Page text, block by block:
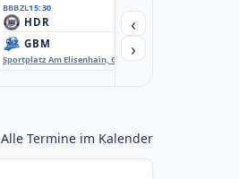
BBBZL15:30
HDR
GBM
Sportplatz Am Elisenhain, Greifswald-Eldena
Förde Ballpark (Kilia-
‹
›
Alle Termine im Kalender